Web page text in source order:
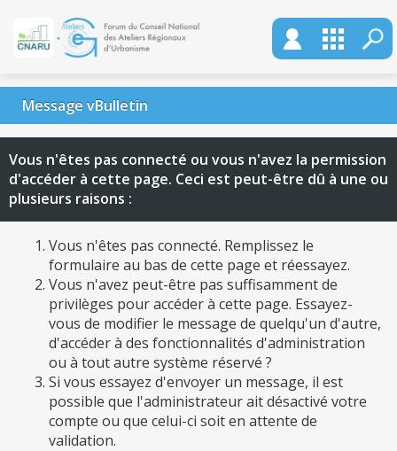
Message vBulletin
Vous n'êtes pas connecté ou vous n'avez la permission
d'accéder à cette page. Ceci est peut-être dû à une ou
plusieurs raisons :
Vous n'êtes pas connecté. Remplissez le
formulaire au bas de cette page et réessayez.
Vous n'avez peut-être pas suffisamment de
privilèges pour accéder à cette page. Essayez-
vous de modifier le message de quelqu'un d'autre,
d'accéder à des fonctionnalités d'administration
ou à tout autre système réservé ?
Si vous essayez d'envoyer un message, il est
possible que l'administrateur ait désactivé votre
compte ou que celui-ci soit en attente de
validation.